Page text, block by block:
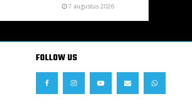
7 augustus 2026
FOLLOW US